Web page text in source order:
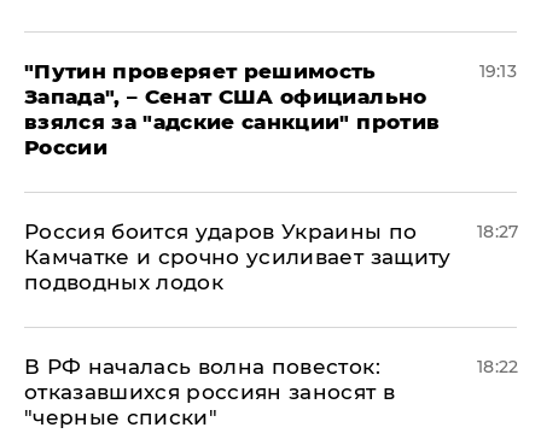
"Путин проверяет решимость
Запада", – Сенат США официально
взялся за "адские санкции" против
России
19:13
Россия боится ударов Украины по
Камчатке и срочно усиливает защиту
подводных лодок
18:27
​В РФ началась волна повесток:
отказавшихся россиян заносят в
"черные списки"
18:22